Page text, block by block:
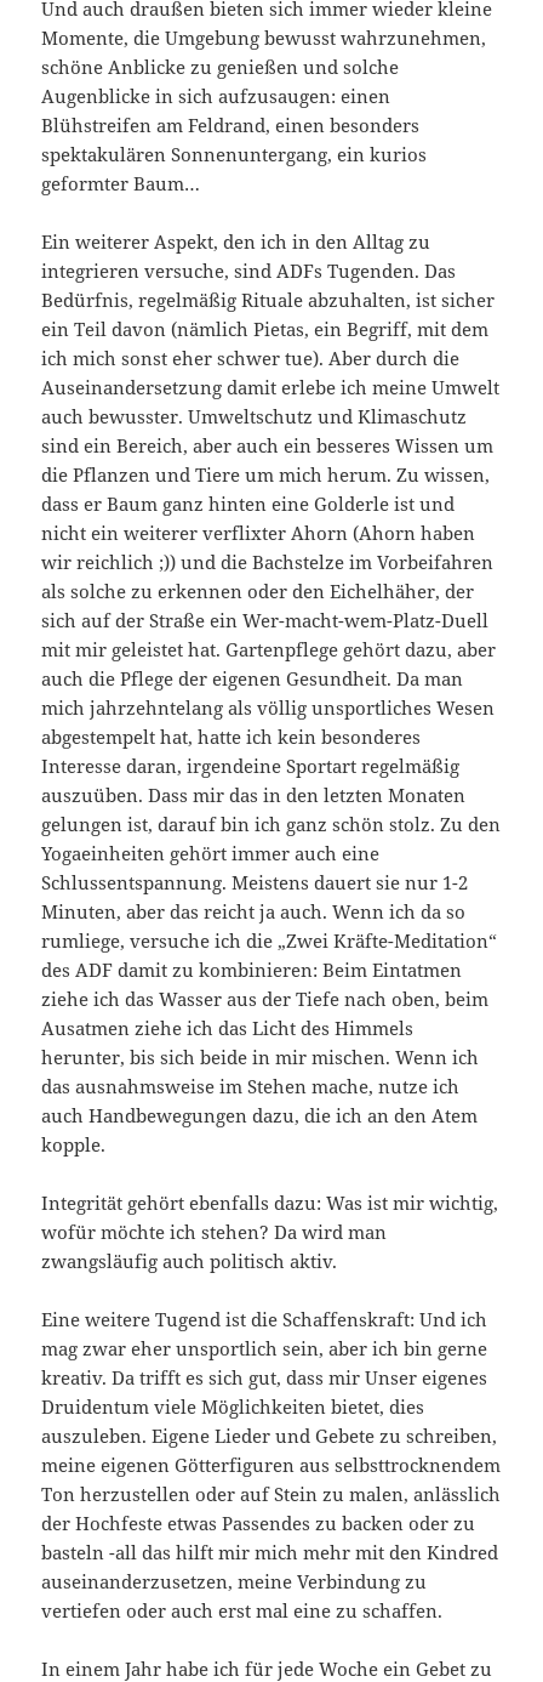
Und auch draußen bieten sich immer wieder kleine
Momente, die Umgebung bewusst wahrzunehmen,
schöne Anblicke zu genießen und solche
Augenblicke in sich aufzusaugen: einen
Blühstreifen am Feldrand, einen besonders
spektakulären Sonnenuntergang, ein kurios
geformter Baum…
Ein weiterer Aspekt, den ich in den Alltag zu
integrieren versuche, sind ADFs Tugenden. Das
Bedürfnis, regelmäßig Rituale abzuhalten, ist sicher
ein Teil davon (nämlich Pietas, ein Begriff, mit dem
ich mich sonst eher schwer tue). Aber durch die
Auseinandersetzung damit erlebe ich meine Umwelt
auch bewusster. Umweltschutz und Klimaschutz
sind ein Bereich, aber auch ein besseres Wissen um
die Pflanzen und Tiere um mich herum. Zu wissen,
dass er Baum ganz hinten eine Golderle ist und
nicht ein weiterer verflixter Ahorn (Ahorn haben
wir reichlich ;)) und die Bachstelze im Vorbeifahren
als solche zu erkennen oder den Eichelhäher, der
sich auf der Straße ein Wer-macht-wem-Platz-Duell
mit mir geleistet hat. Gartenpflege gehört dazu, aber
auch die Pflege der eigenen Gesundheit. Da man
mich jahrzehntelang als völlig unsportliches Wesen
abgestempelt hat, hatte ich kein besonderes
Interesse daran, irgendeine Sportart regelmäßig
auszuüben. Dass mir das in den letzten Monaten
gelungen ist, darauf bin ich ganz schön stolz. Zu den
Yogaeinheiten gehört immer auch eine
Schlussentspannung. Meistens dauert sie nur 1-2
Minuten, aber das reicht ja auch. Wenn ich da so
rumliege, versuche ich die „Zwei Kräfte-Meditation“
des ADF damit zu kombinieren: Beim Eintatmen
ziehe ich das Wasser aus der Tiefe nach oben, beim
Ausatmen ziehe ich das Licht des Himmels
herunter, bis sich beide in mir mischen. Wenn ich
das ausnahmsweise im Stehen mache, nutze ich
auch Handbewegungen dazu, die ich an den Atem
kopple.
Integrität gehört ebenfalls dazu: Was ist mir wichtig,
wofür möchte ich stehen? Da wird man
zwangsläufig auch politisch aktiv.
Eine weitere Tugend ist die Schaffenskraft: Und ich
mag zwar eher unsportlich sein, aber ich bin gerne
kreativ. Da trifft es sich gut, dass mir Unser eigenes
Druidentum viele Möglichkeiten bietet, dies
auszuleben. Eigene Lieder und Gebete zu schreiben,
meine eigenen Götterfiguren aus selbsttrocknendem
Ton herzustellen oder auf Stein zu malen, anlässlich
der Hochfeste etwas Passendes zu backen oder zu
basteln -all das hilft mir mich mehr mit den Kindred
auseinanderzusetzen, meine Verbindung zu
vertiefen oder auch erst mal eine zu schaffen.
In einem Jahr habe ich für jede Woche ein Gebet zu